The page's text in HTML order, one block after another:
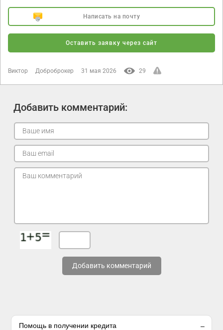
Написать на почту
Оставить заявку через сайт
Виктор Доброброкер 31 мая 2026 29
Добавить комментарий:
Добавить комментарий
Помощь в получении кредита